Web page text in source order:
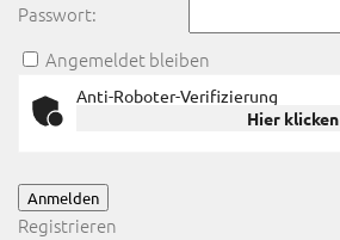
Passwort:
Angemeldet bleiben
Anti-Roboter-Verifizierung
Hier klicken
Anmelden
Registrieren